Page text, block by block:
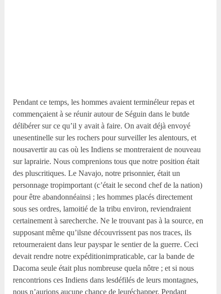
Pendant ce temps, les hommes avaient terminéleur repas et
commençaient à se réunir autour de Séguin dans le butde
délibérer sur ce qu’il y avait à faire. On avait déjà envoyé
unesentinelle sur les rochers pour surveiller les alentours, et
nousavertir au cas où les Indiens se montreraient de nouveau
sur laprairie. Nous comprenions tous que notre position était
des pluscritiques. Le Navajo, notre prisonnier, était un
personnage tropimportant (c’était le second chef de la nation)
pour être abandonnéainsi ; les hommes placés directement
sous ses ordres, lamoitié de la tribu environ, reviendraient
certainement à sarecherche. Ne le trouvant pas à la source, en
supposant même qu’ilsne découvrissent pas nos traces, ils
retourneraient dans leur payspar le sentier de la guerre. Ceci
devait rendre notre expéditionimpraticable, car la bande de
Dacoma seule était plus nombreuse quela nôtre ; et si nous
rencontrions ces Indiens dans lesdéfilés de leurs montagnes,
nous n’aurions aucune chance de leuréchapper. Pendant